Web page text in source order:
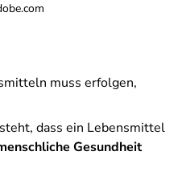
muss erfolgen,
dass ein Lebensmittel
Gesundheit